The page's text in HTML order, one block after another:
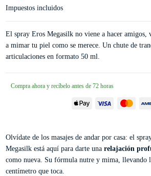
Impuestos incluidos
El spray Eros Megasilk no viene a hacer amigos,
a mimar tu piel como se merece. Un chute de
articulaciones en formato 50 ml.
Compra ahora y recíbelo antes de 72 horas
Olvídate de los masajes de andar por casa: el
Megasilk está aquí para darte una relajación
como nueva. Su fórmula nutre y mima, llevando
centímetro que toca.